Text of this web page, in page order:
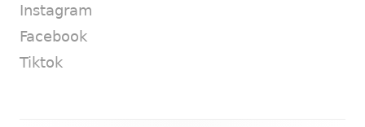
Instagram
Facebook
Tiktok